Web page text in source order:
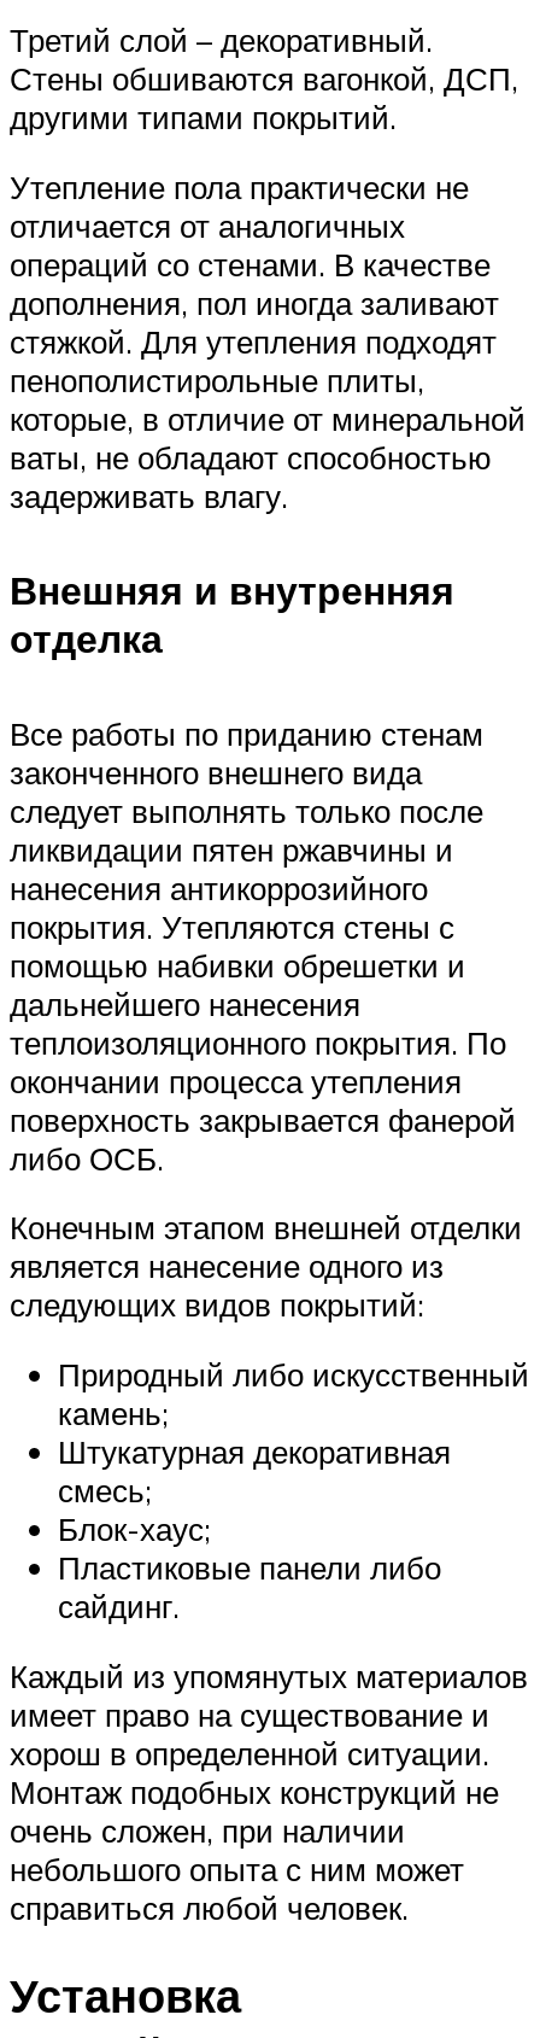
Третий слой – декоративный.
Стены обшиваются вагонкой, ДСП,
другими типами покрытий.
Утепление пола практически не
отличается от аналогичных
операций со стенами. В качестве
дополнения, пол иногда заливают
стяжкой. Для утепления подходят
пенополистирольные плиты,
которые, в отличие от минеральной
ваты, не обладают способностью
задерживать влагу.
Внешняя и внутренняя
отделка
Все работы по приданию стенам
законченного внешнего вида
следует выполнять только после
ликвидации пятен ржавчины и
нанесения антикоррозийного
покрытия. Утепляются стены с
помощью набивки обрешетки и
дальнейшего нанесения
теплоизоляционного покрытия. По
окончании процесса утепления
поверхность закрывается фанерой
либо ОСБ.
Конечным этапом внешней отделки
является нанесение одного из
следующих видов покрытий:
Природный либо искусственный
камень;
Штукатурная декоративная
смесь;
Блок-хаус;
Пластиковые панели либо
сайдинг.
Каждый из упомянутых материалов
имеет право на существование и
хорош в определенной ситуации.
Монтаж подобных конструкций не
очень сложен, при наличии
небольшого опыта с ним может
справиться любой человек.
Установка